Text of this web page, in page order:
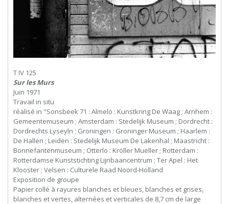
T IV 125
Sur les Murs
Juin 1971
Travail in situ
réalisé in "Sonsbeek 71 : Almelo : Kunstkring De Waag ; Arnhem :
Gemeentemuseum ; Amsterdam : Stedelijk Museum ; Dordrecht :
Dordrechts Lyseyln ; Groningen : Groninger Museum ; Haarlem :
De Hallen ; Leiden : Stedelijk Museum De Lakenhal ; Maastricht :
Bonnefantenmuseum ; Otterlo : Kröller Mueller ; Rotterdam :
Rotterdamse Kunststichting Lijnbaancentrum ; Ter Apel : Het
Klooster ; Velsen : Culturele Raad Noord-Holland
Exposition de groupe
Papier collé à rayures blanches et bleues, blanches et grises,
blanches et vertes, alternées et verticales de 8,7 cm de large